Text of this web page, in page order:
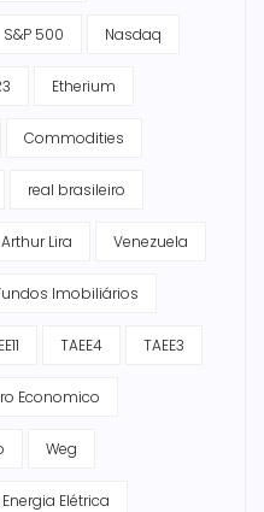
S&P 500 Nasdaq
Etherium
Commodities
real brasileiro
Arthur Lira Venezuela
Imobiliários
TAEE4 TAEE3
Economico
Weg
Elétrica